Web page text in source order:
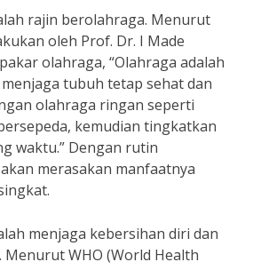
rajin berolahraga. Menurut
oleh Prof. Dr. I Made
olahraga, “Olahraga adalah
tubuh tetap sehat dan
olahraga ringan seperti
kemudian tingkatkan
waktu.” Dengan rutin
merasakan manfaatnya
menjaga kebersihan diri dan
WHO (World Health